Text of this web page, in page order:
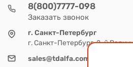
8(800)7777-098
Заказать звонок
г. Санкт-Петербург
г. Санкт-Петербург, 2-й
sales@tdalfa.com